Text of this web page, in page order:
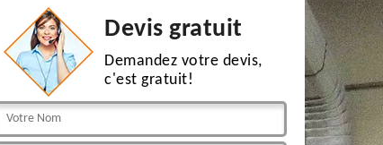
Devis gratuit
Demandez votre devis,
c'est gratuit!